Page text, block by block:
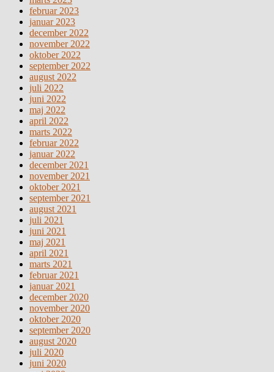
februar 2023
januar 2023
december 2022
november 2022
oktober 2022
september 2022
august 2022
juli 2022
juni 2022
maj 2022
april 2022
marts 2022
februar 2022
januar 2022
december 2021
november 2021
oktober 2021
september 2021
august 2021
juli 2021
juni 2021
maj 2021
april 2021
marts 2021
februar 2021
januar 2021
december 2020
november 2020
oktober 2020
september 2020
august 2020
juli 2020
juni 2020